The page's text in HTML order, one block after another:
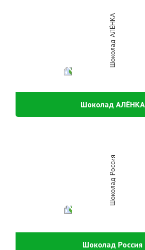
Шоколад АЛЁНКА
Шоколад Россия